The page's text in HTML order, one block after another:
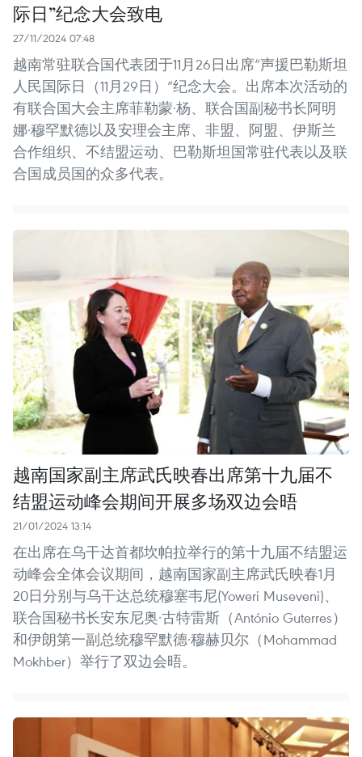
际日”纪念大会致电
27/11/2024 07:48
越南常驻联合国代表团于11月26日出席“声援巴勒斯坦
人民国际日（11月29日）”纪念大会。出席本次活动的
有联合国大会主席菲勒蒙·杨、联合国副秘书长阿明
娜·穆罕默德以及安理会主席、非盟、阿盟、伊斯兰
合作组织、不结盟运动、巴勒斯坦国常驻代表以及联
合国成员国的众多代表。
越南国家副主席武氏映春出席第十九届不
结盟运动峰会期间开展多场双边会晤
21/01/2024 13:14
在出席在乌干达首都坎帕拉举行的第十九届不结盟运
动峰会全体会议期间，越南国家副主席武氏映春1月
20日分别与乌干达总统穆塞韦尼(Yoweri Museveni)、
联合国秘书长安东尼奥·古特雷斯（António Guterres）
和伊朗第一副总统穆罕默德·穆赫贝尔（Mohammad
Mokhber）举行了双边会晤。